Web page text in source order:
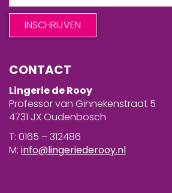
CONTACT
Lingerie de Rooy
Professor van Ginnekenstraat 5
4731 JX Oudenbosch
T: 0165 – 312486
M: info@lingeriederooy.nl